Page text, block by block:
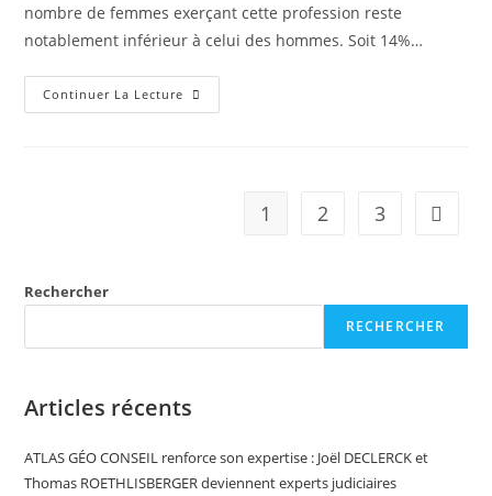
nombre de femmes exerçant cette profession reste
notablement inférieur à celui des hommes. Soit 14%…
Continuer La Lecture
1 2 3
Rechercher
RECHERCHER
Articles récents
ATLAS GÉO CONSEIL renforce son expertise : Joël DECLERCK et
Thomas ROETHLISBERGER deviennent experts judiciaires